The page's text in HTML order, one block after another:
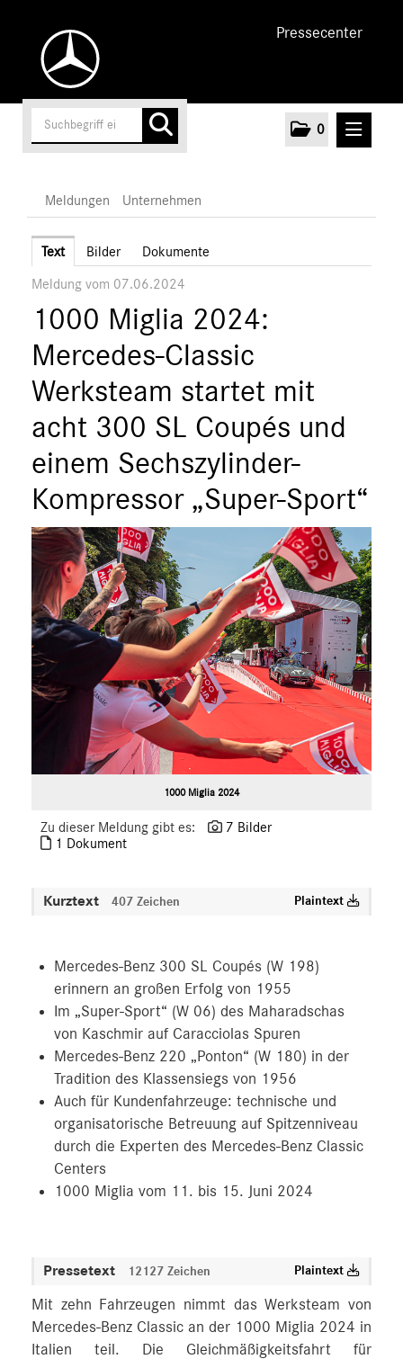
Pressecenter
0
Unternehmen
Marken & Produkte
MEDIA
ÜBER UNS
ANSPRECHPARTNER
Meldungen Unternehmen
Text Bilder Dokumente
Meldung vom 07.06.2024
1000 Miglia 2024:
Mercedes-Classic
Werksteam startet mit
acht 300 SL Coupés und
einem Sechszylinder-
Kompressor „Super-Sport“
1000 Miglia 2024
Zu dieser Meldung gibt es:
7 Bilder
1 Dokument
Kurztext 407 Zeichen Plaintext
Mercedes-Benz 300 SL Coupés (W 198)
erinnern an großen Erfolg von 1955
Im „Super-Sport“ (W 06) des Maharadschas
von Kaschmir auf Caracciolas Spuren
Mercedes-Benz 220 „Ponton“ (W 180) in der
Tradition des Klassensiegs von 1956
Auch für Kundenfahrzeuge: technische und
organisatorische Betreuung auf Spitzenniveau
durch die Experten des Mercedes-Benz Classic
Centers
1000 Miglia vom 11. bis 15. Juni 2024
Pressetext 12127 Zeichen Plaintext
Mit zehn Fahrzeugen nimmt das Werksteam von
Mercedes-Benz Classic an der 1000 Miglia 2024 in
Italien teil. Die Gleichmäßigkeitsfahrt für